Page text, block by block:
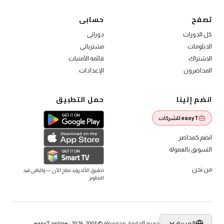
تصفح
كل الدورات
الدبلومات
الاشتراك
المحاضرون
حسابى
دوراتى
مشترياتى
قائمة الأمنيات
الإعدادات
انضم إلينا
easyT للشركات
انضم كمحاضر
التسويق بالعمولة
من نحن
حمل التطبيق
تطبيق الأندرويد متاح الآن — والباقى قيد
التطوير